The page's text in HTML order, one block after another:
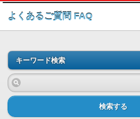
このページの本文へ
よくあるご質問 FAQ
キーワード検索
検索する